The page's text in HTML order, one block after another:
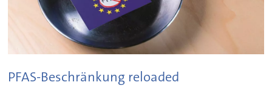
PFAS-Beschränkung reloaded